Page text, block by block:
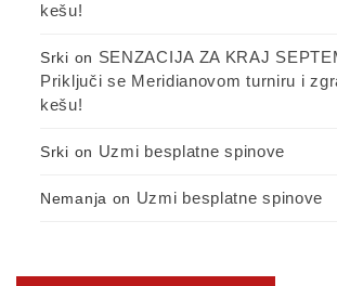
kešu!
Srki on SENZACIJA ZA KRAJ
Priključi se Meridianovom turniru i
kešu!
Srki on Uzmi besplatne spinove
Nemanja on Uzmi besplatne spinove